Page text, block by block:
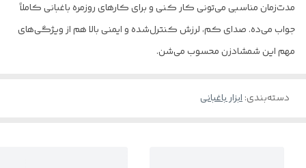
مدت‌زمان مناسبی می‌تونی کار کنی و برای کارهای روزمره باغبانی کاملاً
جواب می‌ده. صدای کم، لرزش کنترل‌شده و ایمنی بالا هم از ویژگی‌های
مهم این شمشادزن محسوب می‌شن.
دسته‌بندی:ابزار باغبانی